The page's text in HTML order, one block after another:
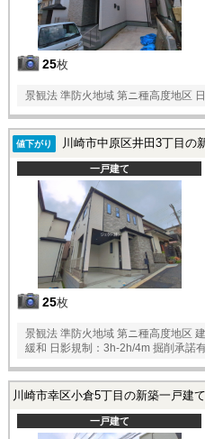
25枚
景観法 準防火地域 第ニ種高度地区
値下がり 川崎市中原区井田3丁目の
一戸建て
25枚
景観法 準防火地域 第ニ種高度地区
緩和 日影規制：3h-2h/4m 掘削承諾
川崎市幸区小倉5丁目の新築一戸建て
一戸建て